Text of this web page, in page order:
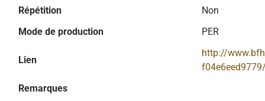
Répétition
Non
Mode de production
PER
Lien
http://
Remarques